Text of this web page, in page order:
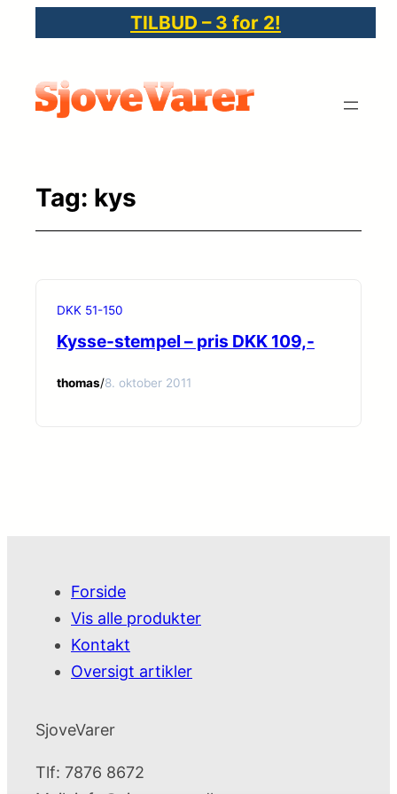
indhold
TILBUD – 3 for 2!
Tag: kys
DKK 51-150
Kysse-stempel – pris DKK 109,-
thomas/8. oktober 2011
Forside
Vis alle produkter
Kontakt
Oversigt artikler
SjoveVarer
Tlf: 7876 8672